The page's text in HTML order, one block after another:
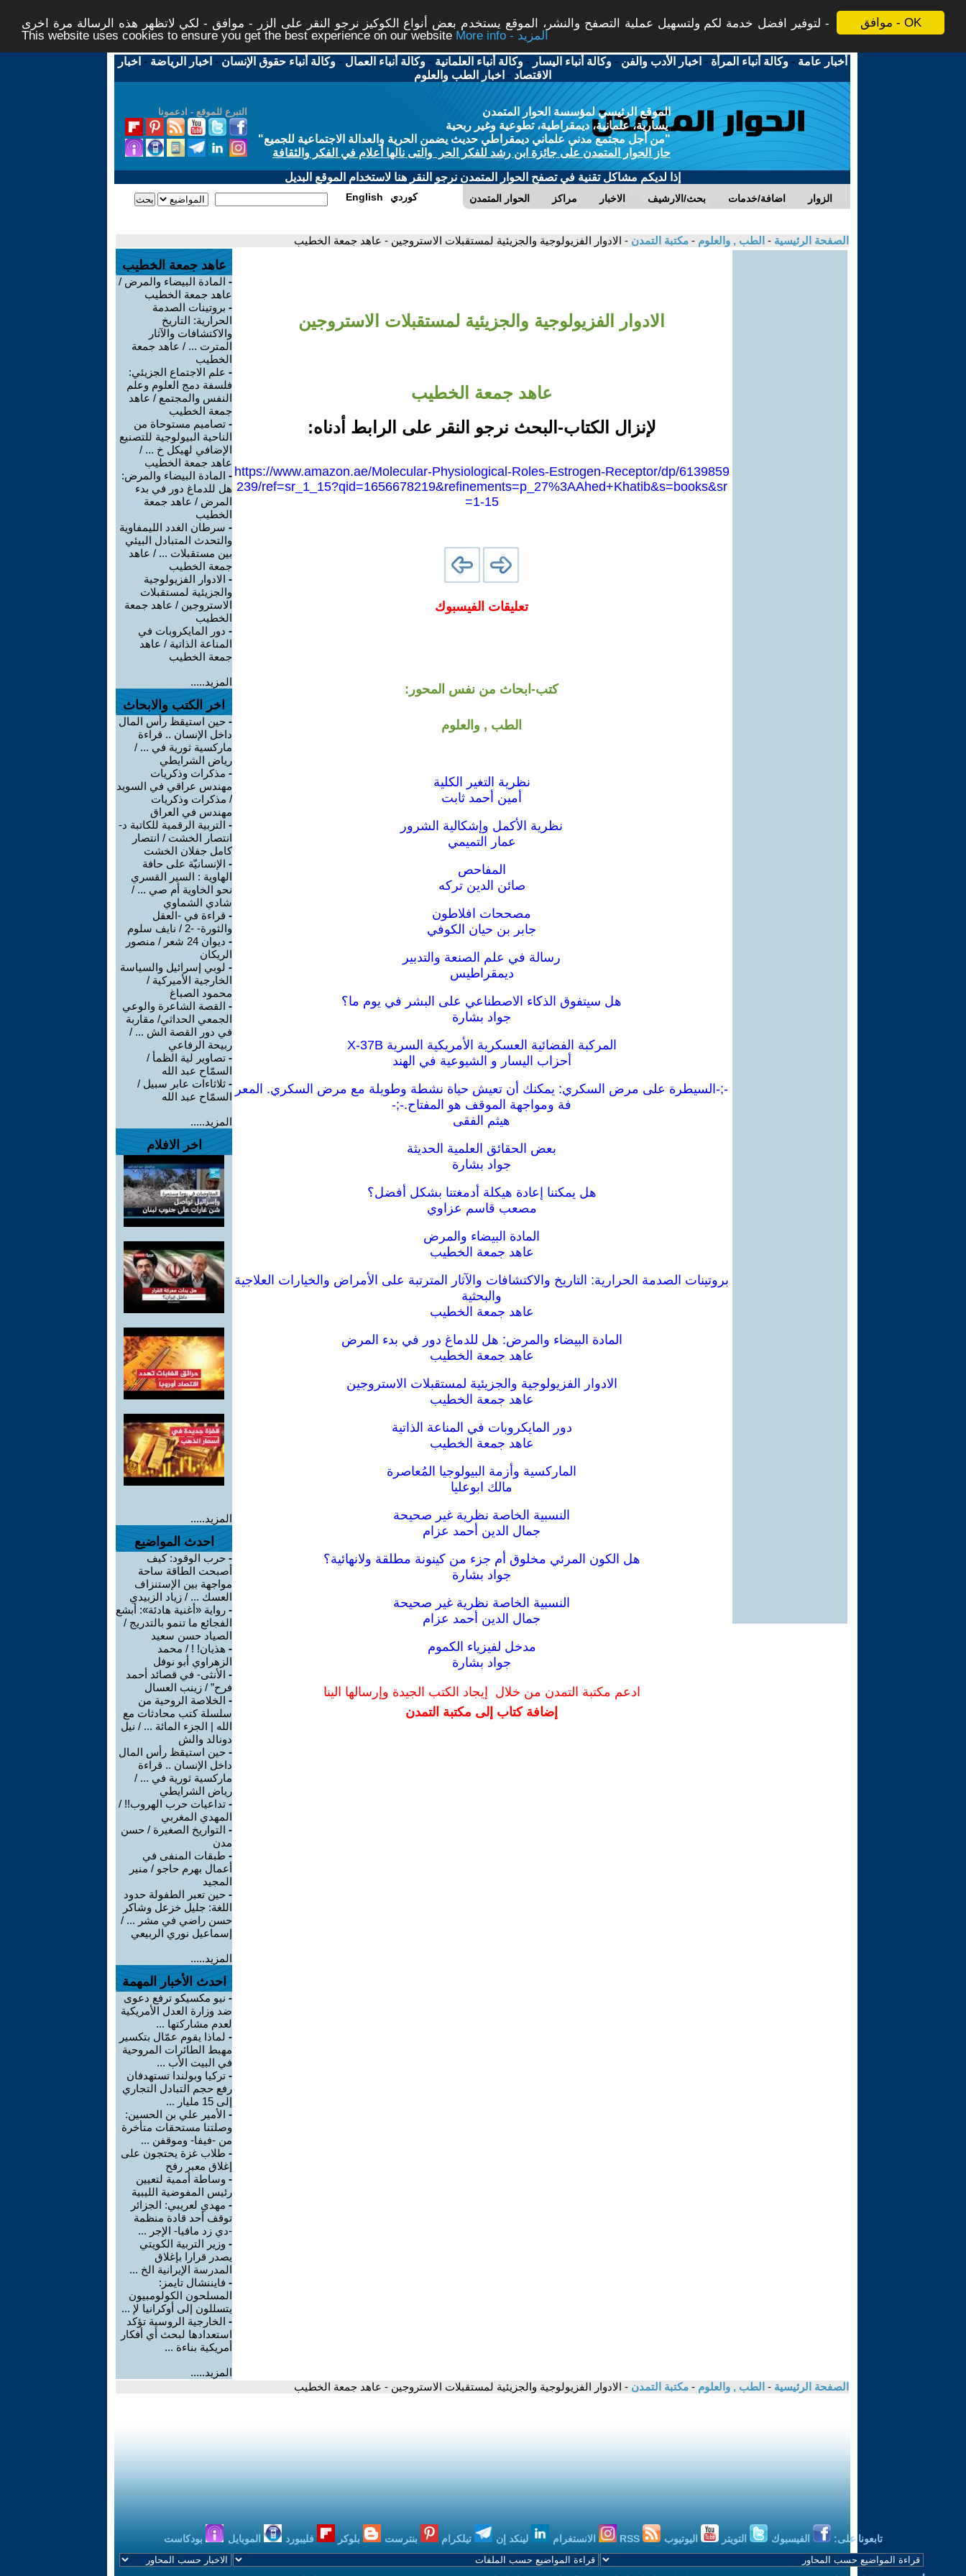
موافق - OK
لتوفير افضل خدمة لكم ولتسهيل عملية التصفح والنشر، الموقع يستخدم بعض أنواع الكوكيز نرجو النقر على الزر - موافق - لكي لاتظهر هذه الرسالة مرة اخرى -
This website uses cookies to ensure you get the best experience on our website
More info - المزيد
أخبار عامة -وكالة أنباء المرأة - اخبار الأدب والفن -وكالة أنباء اليسار -وكالة أنباء العلمانية -وكالة أنباء العمال -وكالة أنباء حقوق الإنسان - اخبار الرياضة - اخبار
الاقتصاد - اخبار الطب والعلوم
التبرع للموقع - ادعمونا
الموقع الرئيسي لمؤسسة الحوار المتمدن
يسارية، علمانية، ديمقراطية، تطوعية وغير ربحية
"من أجل مجتمع مدني علماني ديمقراطي حديث يضمن الحرية والعدالة الاجتماعية للجميع"
حاز الحوار المتمدن على جائزة ابن رشد للفكر الحر والتى نالها أعلام في الفكر والثقافة
إذا لديكم مشاكل تقنية في تصفح الحوار المتمدن نرجو النقر هنا لاستخدام الموقع البديل
الحوار المتمدن مراكز الاخبار بحث/الارشيف اضافة/خدمات الزوار English كوردي
الصفحة الرئيسية - الطب , والعلوم - مكتبة التمدن - الادوار الفزيولوجية والجزيئية لمستقبلات الاستروجين - عاهد جمعة الخطيب
الادوار الفزيولوجية والجزيئية لمستقبلات الاستروجين
عاهد جمعة الخطيب
لإنزال الكتاب-البحث نرجو النقر على الرابط أدناه:
https://www.amazon.ae/Molecular-Physiological-Roles-Estrogen-Receptor/dp/6139859
239/ref=sr_1_15?qid=1656678219&refinements=p_27%3AAhed+Khatib&s=books&sr
=1-15
تعليقات الفيسبوك
كتب-ابحاث من نفس المحور:
الطب , والعلوم
نظرية التغير الكلية
أمين أحمد ثابت
نظرية الأكمل وإشكالية الشرور
عمار التميمي
المفاحص
صائن الدين تركه
مصححات افلاطون
جابر بن حيان الكوفي
رسالة في علم الصنعة والتدبير
ديمقراطيس
هل سيتفوق الذكاء الاصطناعي على البشر في يوم ما؟
جواد بشارة
المركبة الفضائية العسكرية الأمريكية السرية X-37B
أحزاب اليسار و الشيوعية في الهند
‫-;-السيطرة على مرض السكري: يمكنك أن تعيش حياة نشطة وطويلة مع مرض السكري. المعر
فة ومواجهة الموقف هو المفتاح.‬-;-
هيثم الفقى
بعض الحقائق العلمية الحديثة
جواد بشارة
هل يمكننا إعادة هيكلة أدمغتنا بشكل أفضل؟
مصعب قاسم عزاوي
المادة البيضاء والمرض
عاهد جمعة الخطيب
بروتينات الصدمة الحرارية: التاريخ والاكتشافات والآثار المترتبة على الأمراض والخيارات العلاجية
والبحثية
عاهد جمعة الخطيب
المادة البيضاء والمرض: هل للدماغ دور في بدء المرض
عاهد جمعة الخطيب
الادوار الفزيولوجية والجزيئية لمستقبلات الاستروجين
عاهد جمعة الخطيب
دور المايكروبات في المناعة الذاتية
عاهد جمعة الخطيب
الماركسية وأزمة البيولوجيا المُعاصرة
مالك ابوعليا
النسبية الخاصة نظرية غير صحيحة
جمال الدين أحمد عزام
هل الكون المرئي مخلوق أم جزء من كينونة مطلقة ولانهائية؟
جواد بشارة
النسبية الخاصة نظرية غير صحيحة
جمال الدين أحمد عزام
مدخل لفيزياء الكموم
جواد بشارة
ادعم مكتبة التمدن من خلال إيجاد الكتب الجيدة وإرسالها الينا
إضافة كتاب إلى مكتبة التمدن
عاهد جمعة الخطيب
- المادة البيضاء والمرض /
عاهد جمعة الخطيب
- بروتينات الصدمة
الحرارية: التاريخ
والاكتشافات والآثار
المترت ... / عاهد جمعة
الخطيب
- علم الاجتماع الجزيئي:
فلسفة دمج العلوم وعلم
النفس والمجتمع / عاهد
جمعة الخطيب
- تصاميم مستوحاة من
الناحية البيولوجية للتصنيع
الإضافي لهيكل خ ... /
عاهد جمعة الخطيب
- المادة البيضاء والمرض:
هل للدماغ دور في بدء
المرض / عاهد جمعة
الخطيب
- سرطان الغدد الليمفاوية
والتحدث المتبادل البيئي
بين مستقبلات ... / عاهد
جمعة الخطيب
- الادوار الفزيولوجية
والجزيئية لمستقبلات
الاستروجين / عاهد جمعة
الخطيب
- دور المايكروبات في
المناعة الذاتية / عاهد
جمعة الخطيب
المزيد.....
اخر الكتب والابحاث
- حين استيقظ رأس المال
داخل الإنسان .. قراءة
ماركسية ثورية في ... /
رياض الشرايطي
- مذكرات وذكريات
مهندس عراقي في السويد
/ مذكرات وذكريات
مهندس في العراق
- التربية الرقمية للكاتبة د-
انتصار الخشت / انتصار
كامل جفلان الخشت
- الإنسانيّة على حافة
الهاوية : السير القسري
نحو الخاوية أم صي ... /
شادي الشماوي
- قراءة في -العقل
والثورة- -2 / نايف سلوم
-
ديوان 24 شعر / منصور
الريكان
- لوبي إسرائيل والسياسة
الخارجية الأميركية /
محمود الصباغ
- القصة الشاعرة والوعي
الجمعي الحداثي/ مقاربة
في دور القصة الش ... /
ربيحة الرفاعي
- تصاوير لية الظمأ /
السمّاح عبد الله
- ثلاثاءات عابر سبيل /
السمّاح عبد الله
المزيد.....
اخر الافلام
المزيد.....
احدث المواضيع
- حرب الوقود: كيف
أصبحت الطاقة ساحة
مواجهة بين الإستنزاف
العسك ... / زياد الزبيدي
- رواية «أغنية هادئة»: أبشع
الفجائع ما تنمو بالتدريج /
الصياد حسن سعيد
- هذيان! ! / محمد
الزهراوي أبو نوفل
- الأنثى- في قصائد أحمد
فرح” / زينب العسال
- الخلاصة الروحية من
سلسلة كتب محادثات مع
الله | الجزء المائة ... / نيل
دونالد والش
- حين استيقظ رأس المال
داخل الإنسان .. قراءة
ماركسية ثورية في ... /
رياض الشرايطي
- تداعيات حرب الهروب!! /
المهدي المغربي
- التواريخ الصغيرة / حسن
مدن
- طبقات المنفى في
أعمال بهرم حاجو / منير
المجيد
- حين تعبر الطفولة حدود
اللغة: جليل خزعل وشاكر
حسن راضي في مشر ... /
إسماعيل نوري الربيعي
المزيد.....
احدث الأخبار المهمة
- نيو مكسيكو ترفع دعوى
ضد وزارة العدل الأمريكية
لعدم مشاركتها ...
- لماذا يقوم عمّال بتكسير
مهبط الطائرات المروحية
في البيت الأب ...
- تركيا وبولندا تستهدفان
رفع حجم التبادل التجاري
إلى 15 مليار ...
- الأمير علي بن الحسين:
وصلتنا مستحقات متأخرة
من -فيفا- وموقفن ...
- طلاب غزة يحتجون على
إغلاق معبر رفح
- وساطة أممية لتعيين
رئيس المفوضية الليبية
- مهدي لعريبي: الجزائر
توقف أحد قادة منظمة
-دي زد مافيا- الإجر ...
- وزير التربية الكويتي
يصدر قرارا بإغلاق
المدرسة الإيرانية الخ ...
- فايننشال تايمز:
المسلحون الكولومبيون
يتسللون إلى أوكرانيا لإ ...
- الخارجية الروسية تؤكد
استعدادها لبحث أي أفكار
أمريكية بناءة ...
المزيد.....
الصفحة الرئيسية - الطب , والعلوم - مكتبة التمدن - الادوار الفزيولوجية والجزيئية لمستقبلات الاستروجين - عاهد جمعة الخطيب
تابعونا على: الفيسبوك التويتر اليوتيوب الانستغرام لينكد إن تيلكرام بنترست بلوكر فليبورد الموبايل بودكاست